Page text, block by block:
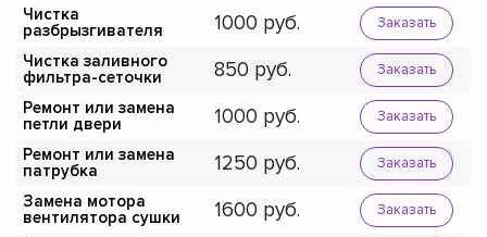
Чистка
разбрызгивателя
1000 Заказать
Чистка заливного
фильтра-сеточки
850 Заказать
Ремонт или замена
петли двери
1000 Заказать
Ремонт или замена
патрубка
1250 Заказать
Замена мотора
вентилятора сушки
1600 Заказать